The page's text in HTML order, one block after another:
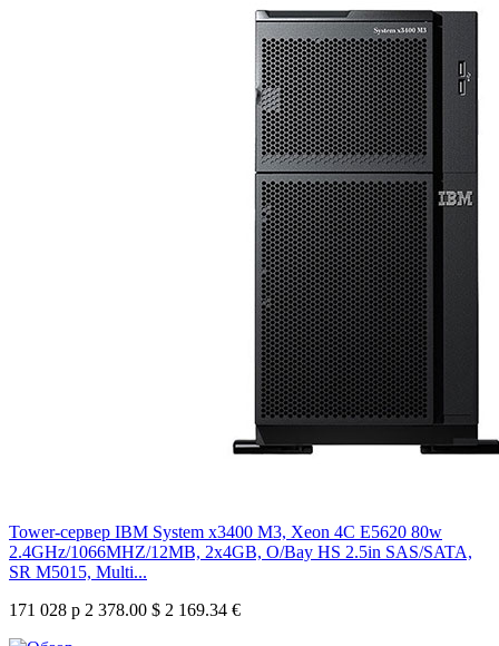
Tower-сервер IBM System x3400 M3, Xeon 4C E5620 80w
2.4GHz/1066MHZ/12MB, 2x4GB, O/Bay HS 2.5in SAS/SATA,
SR M5015, Multi...
171 028 р 2 378.00 $ 2 169.34 €